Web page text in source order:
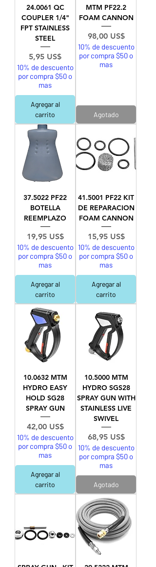
24.0061 QC
COUPLER 1/4"
FPT STAINLESS
STEEL
Precio
5,95 US$
10% de descuento
por compra $50 o
mas
Agregar al
carrito
MTM PF22.2
FOAM CANNON
Precio
98,00 US$
10% de descuento
por compra $50 o
mas
Agotado
37.5022 PF22
BOTELLA
REEMPLAZO
Precio
19,95 US$
10% de descuento
por compra $50 o
mas
Agregar al
carrito
41.5001 PF22 KIT
DE REPARACION
FOAM CANNON
Precio
15,95 US$
10% de descuento
por compra $50 o
mas
Agregar al
carrito
10.0632 MTM
HYDRO EASY
HOLD SG28
SPRAY GUN
Precio
42,00 US$
10% de descuento
por compra $50 o
mas
Agregar al
carrito
10.5000 MTM
HYDRO SGS28
SPRAY GUN WITH
STAINLESS LIVE
SWIVEL
Precio
68,95 US$
10% de descuento
por compra $50 o
mas
Agotado